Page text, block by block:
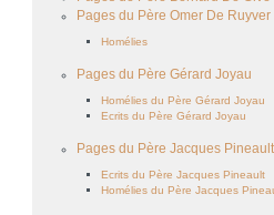
Pages du Père Omer De Ruyver
Homélies
Pages du Père Gérard Joyau
Homélies du Père Gérard Joyau
Ecrits du Père Gérard Joyau
Pages du Père Jacques Pineault
Ecrits du Père Jacques Pineault
Homélies du Père Jacques